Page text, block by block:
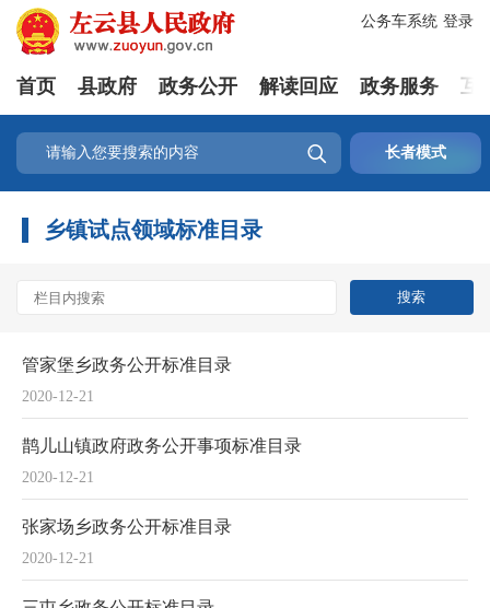
登录
公务车系统
首页 县政府 政务公开 解读回应 政务服务 互
 长者模式
乡镇试点领域标准目录
2020-12-21
管家堡乡政务公开标准目录
2020-12-21
鹊儿山镇政府政务公开事项标准目录
2020-12-21
张家场乡政务公开标准目录